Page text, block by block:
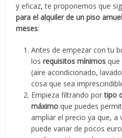
y eficaz, te proponemos que
para el alquiler de un piso
meses:
Antes de empezar con tu
losrequisitos mínimos que
(aire acondicionado,
cosa que sea
Empieza filtrando portipo
máximo que puedes
ampliar el precio ya que, a
puede variar de pocos